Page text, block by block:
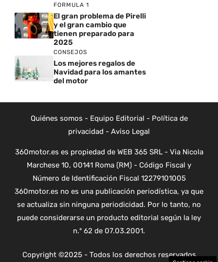
FORMULA 1
El gran problema de Pirelli
y el gran cambio que
tienen preparado para
2025
CONSEJOS
Los mejores regalos de
Navidad para los amantes
del motor
Quiénes somos - Equipo Editorial - Política de
privacidad - Aviso Legal
360motor.es es propiedad de WEB 365 SRL - Via Nicola
Marchese 10, 00141 Roma (RM) - Código Fiscal y
Número de Identificación Fiscal 12279101005
360motor.es no es una publicación periodística, ya que
se actualiza sin ninguna periodicidad. Por lo tanto, no
puede considerarse un producto editorial según la ley
n.º 62 de 07.03.2001.
Copyright ©2025 - Todos los derechos reservados